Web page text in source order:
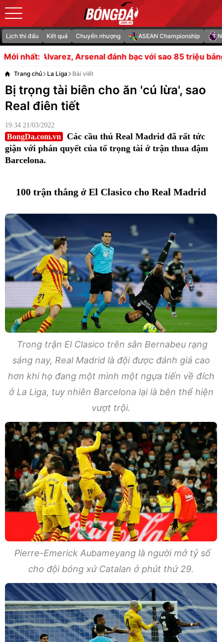
Lịch thi đấu Kết quả Chuyển nhượng ASEAN Championship
Mới nhất:đánh bạc với sao 85 triệu bảng Rodri thông báo
Trang chủ La Liga Bài viết
Bị trọng tài biên cho ăn 'cú lừa', sao
Real điên tiết
19:34 21/03/2022
BongDa.com.vn
Các cầu thủ Real Madrid đã rất tức
giận với phán quyết của tổ trọng tài ở trận thua đậm
Barcelona.
100 trận thắng ở El Clasico cho Real Madrid
Trong trận El Clasico trên sân Bernabeu rạng
sáng nay, Real Madrid là đội được đánh giá cao
hơn khi họ đang một mình một ngựa tiến về đích
ở La Liga, tuy nhiên Barcelona lại là bên thể hiện
vượt trội.
Pierre-Emerick Aubameyang là người mở tỷ số
cho đội bóng xứ Catalan ở phút thứ 29.